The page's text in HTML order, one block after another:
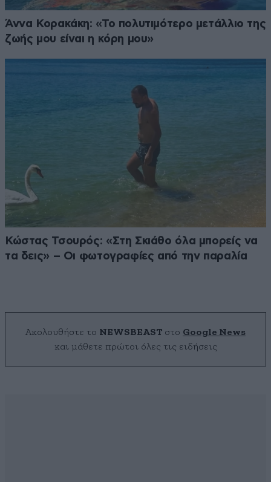
Άννα Κορακάκη: «Το πολυτιμότερο μετάλλιο της
ζωής μου είναι η κόρη μου»
Κώστας Τσουρός: «Στη Σκιάθο όλα μπορείς να
τα δεις» – Οι φωτογραφίες από την παραλία
Ακολουθήστε το NEWSBEAST στο Google News
και μάθετε πρώτοι όλες τις ειδήσεις